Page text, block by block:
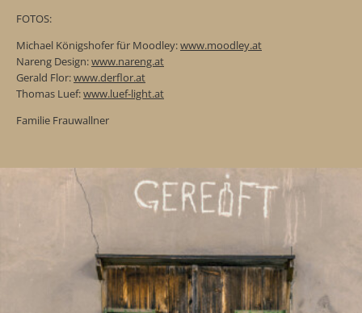
FOTOS:
Michael Königshofer für Moodley:www.moodley.at
Nareng Design:www.nareng.at
Gerald Flor:www.derflor.at
Thomas Luef:www.luef-light.at
Familie Frauwallner